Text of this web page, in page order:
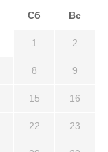
Сб Вс
1 2
8 9
15 16
22 23